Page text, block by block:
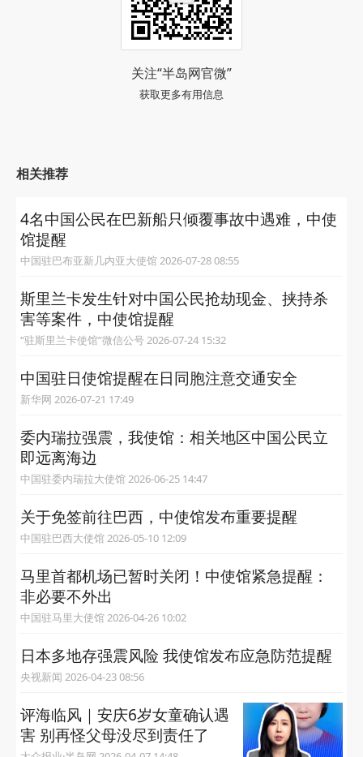
关注“半岛网官微”
获取更多有用信息
相关推荐
4名中国公民在巴新船只倾覆事故中遇难，中使
馆提醒
中国驻巴布亚新几内亚大使馆 2026-07-28 08:55
斯里兰卡发生针对中国公民抢劫现金、挟持杀
害等案件，中使馆提醒
“驻斯里兰卡使馆”微信公号 2026-07-24 15:32
中国驻日使馆提醒在日同胞注意交通安全
新华网 2026-07-21 17:49
委内瑞拉强震，我使馆：相关地区中国公民立
即远离海边
中国驻委内瑞拉大使馆 2026-06-25 14:47
关于免签前往巴西，中使馆发布重要提醒
中国驻巴西大使馆 2026-05-10 12:09
马里首都机场已暂时关闭！中使馆紧急提醒：
非必要不外出
中国驻马里大使馆 2026-04-26 10:02
日本多地存强震风险 我使馆发布应急防范提醒
央视新闻 2026-04-23 08:56
评海临风｜安庆6岁女童确认遇
害 别再怪父母没尽到责任了